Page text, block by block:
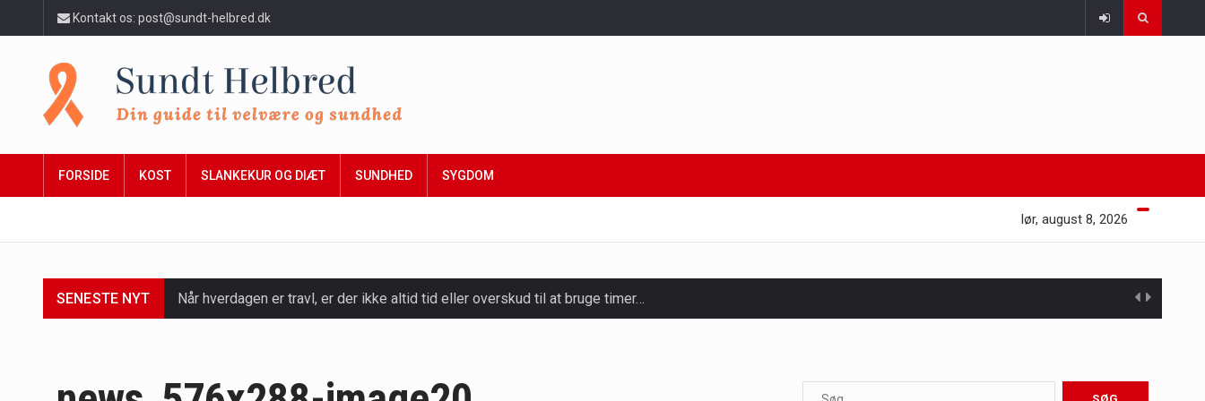
Kontakt os: post@sundt-helbred.dk
FORSIDE KOST SLANKEKUR OG DIÆT SUNDHED SYGDOM
lør, august 8, 2026
SENESTE NYT Når hverdagen er travl, er der ikke altid tid eller overskud til at bruge timer…
Mælkesyrebakterier er små, men utroligt kraftfulde mikroorganismer, der spiller en afgørende rolle i at opretholde…